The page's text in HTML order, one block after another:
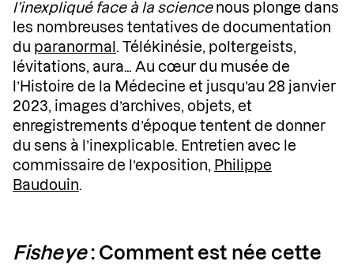
l’inexpliqué face à la science nous plonge dans
les nombreuses tentatives de documentation
du paranormal . Télékinésie, poltergeists,
lévitations, aura… Au cœur du musée de
l’Histoire de la Médecine et jusqu’au 28 janvier
2023, images d’archives, objets, et
enregistrements d’époque tentent de donner
du sens à l’inexplicable. Entretien avec le
commissaire de l’exposition, Philippe
Baudouin.
Fisheye: Comment est née cette